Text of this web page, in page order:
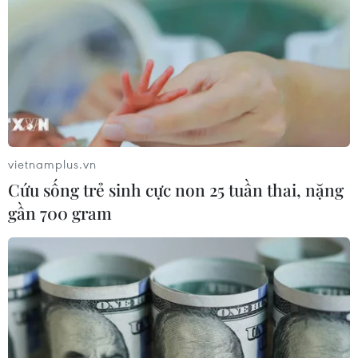
Theo dõi VietnamPlus
TIN LIÊN QUAN
vietnamplus.vn
Cứu sống trẻ sinh cực non 25 tuần thai, nặng
gần 700 gram